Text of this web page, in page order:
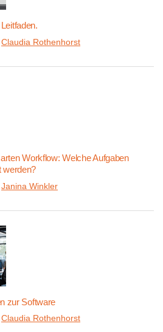
Claudia Rothenhorst
Workflow: Welche Aufgaben
werden?
Janina Winkler
zur Software
Claudia Rothenhorst